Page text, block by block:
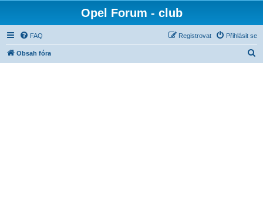
Opel Forum - club
FAQ Přihlásit se
Registrovat
Obsah fóra